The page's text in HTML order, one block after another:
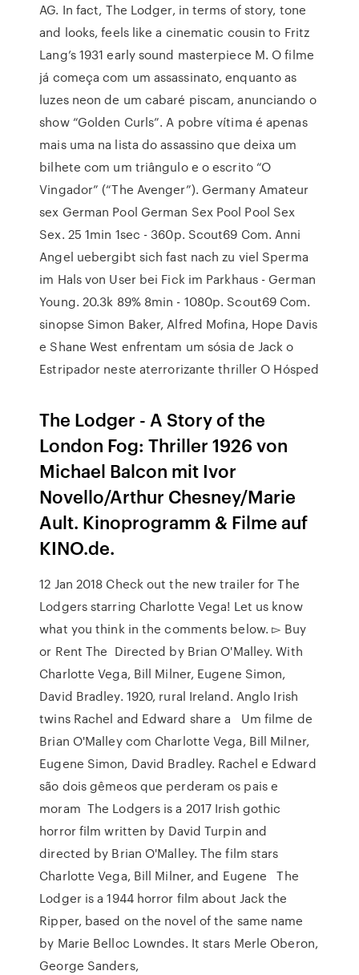
AG. In fact, The Lodger, in terms of story, tone
and looks, feels like a cinematic cousin to Fritz
Lang’s 1931 early sound masterpiece M. O filme
já começa com um assassinato, enquanto as
luzes neon de um cabaré piscam, anunciando o
show “Golden Curls”. A pobre vítima é apenas
mais uma na lista do assassino que deixa um
bilhete com um triângulo e o escrito “O
Vingador” (“The Avenger”). Germany Amateur
sex German Pool German Sex Pool Pool Sex
Sex. 25 1min 1sec - 360p. Scout69 Com. Anni
Angel uebergibt sich fast nach zu viel Sperma
im Hals von User bei Fick im Parkhaus - German
Young. 20.3k 89% 8min - 1080p. Scout69 Com.
sinopse Simon Baker, Alfred Mofina, Hope Davis
e Shane West enfrentam um sósia de Jack o
Estripador neste aterrorizante thriller O Hósped
The Lodger - A Story of the
London Fog: Thriller 1926 von
Michael Balcon mit Ivor
Novello/Arthur Chesney/Marie
Ault. Kinoprogramm & Filme auf
KINO.de.
12 Jan 2018 Check out the new trailer for The
Lodgers starring Charlotte Vega! Let us know
what you think in the comments below. ▻ Buy
or Rent The Directed by Brian O'Malley. With
Charlotte Vega, Bill Milner, Eugene Simon,
David Bradley. 1920, rural Ireland. Anglo Irish
twins Rachel and Edward share a Um filme de
Brian O'Malley com Charlotte Vega, Bill Milner,
Eugene Simon, David Bradley. Rachel e Edward
são dois gêmeos que perderam os pais e
moram The Lodgers is a 2017 Irish gothic
horror film written by David Turpin and
directed by Brian O'Malley. The film stars
Charlotte Vega, Bill Milner, and Eugene The
Lodger is a 1944 horror film about Jack the
Ripper, based on the novel of the same name
by Marie Belloc Lowndes. It stars Merle Oberon,
George Sanders,